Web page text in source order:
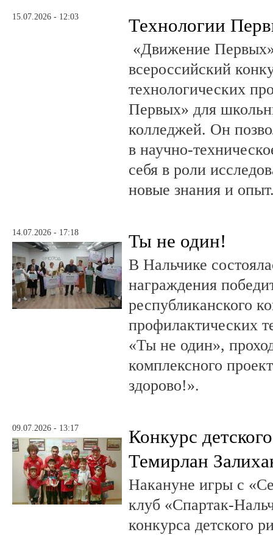
15.07.2026 - 12:03 Технологии
«Движение Первых»
всероссийский
технологических
Первых» для
колледжей. Он
в научно-
себя в роли
новые знания и
14.07.2026 - 17:18 Ты не один!
В Нальчике
награждения
республиканского
профилактических
«Ты не один»,
комплексного
здорово!».
09.07.2026 - 13:17
Конкурс
Темирлан
Накануне игры с
клуб «Спартак-
конкурса детского